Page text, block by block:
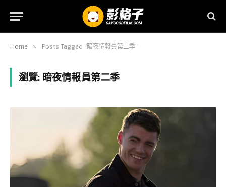
Home » Posts Tagged "暗夜情報員第二季"
瀏覽: 暗夜情報員第二季